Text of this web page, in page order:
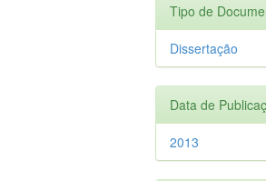
Tipo de
Dissertação
Data de
2013